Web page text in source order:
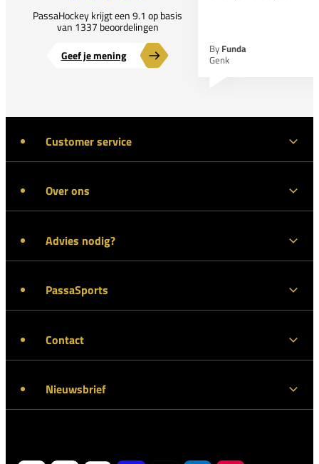
PassaHockey krijgt een 9.1 op basis
van 1337 beoordelingen
Geef je mening
By Funda
Genk
Customer service
Over ons
Advies nodig?
PassaSports
Contact
Nieuwsbrief